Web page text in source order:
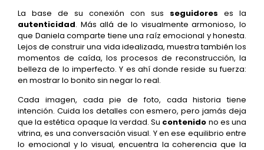
La base de su conexión con sus seguidores es la
autenticidad. Más allá de lo visualmente armonioso, lo
que Daniela comparte tiene una raíz emocional y honesta.
Lejos de construir una vida idealizada, muestra también los
momentos de caída, los procesos de reconstrucción, la
belleza de lo imperfecto. Y es ahí donde reside su fuerza:
en mostrar lo bonito sin negar lo real.
Cada imagen, cada pie de foto, cada historia tiene
intención. Cuida los detalles con esmero, pero jamás deja
que la estética opaque la verdad. Su contenido no es una
vitrina, es una conversación visual. Y en ese equilibrio entre
lo emocional y lo visual, encuentra la coherencia que la